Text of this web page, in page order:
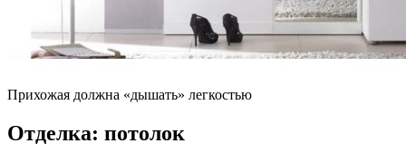
Прихожая должна «дышать» легкостью
Отделка: потолок